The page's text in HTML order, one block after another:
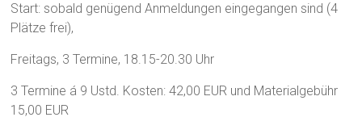
Start: sobald genügend Anmeldungen eingegangen sind (4
Plätze frei),
Freitags, 3 Termine, 18.15-20.30 Uhr
3 Termine á 9 Ustd. Kosten: 42,00 EUR und Materialgebühr
15,00 EUR